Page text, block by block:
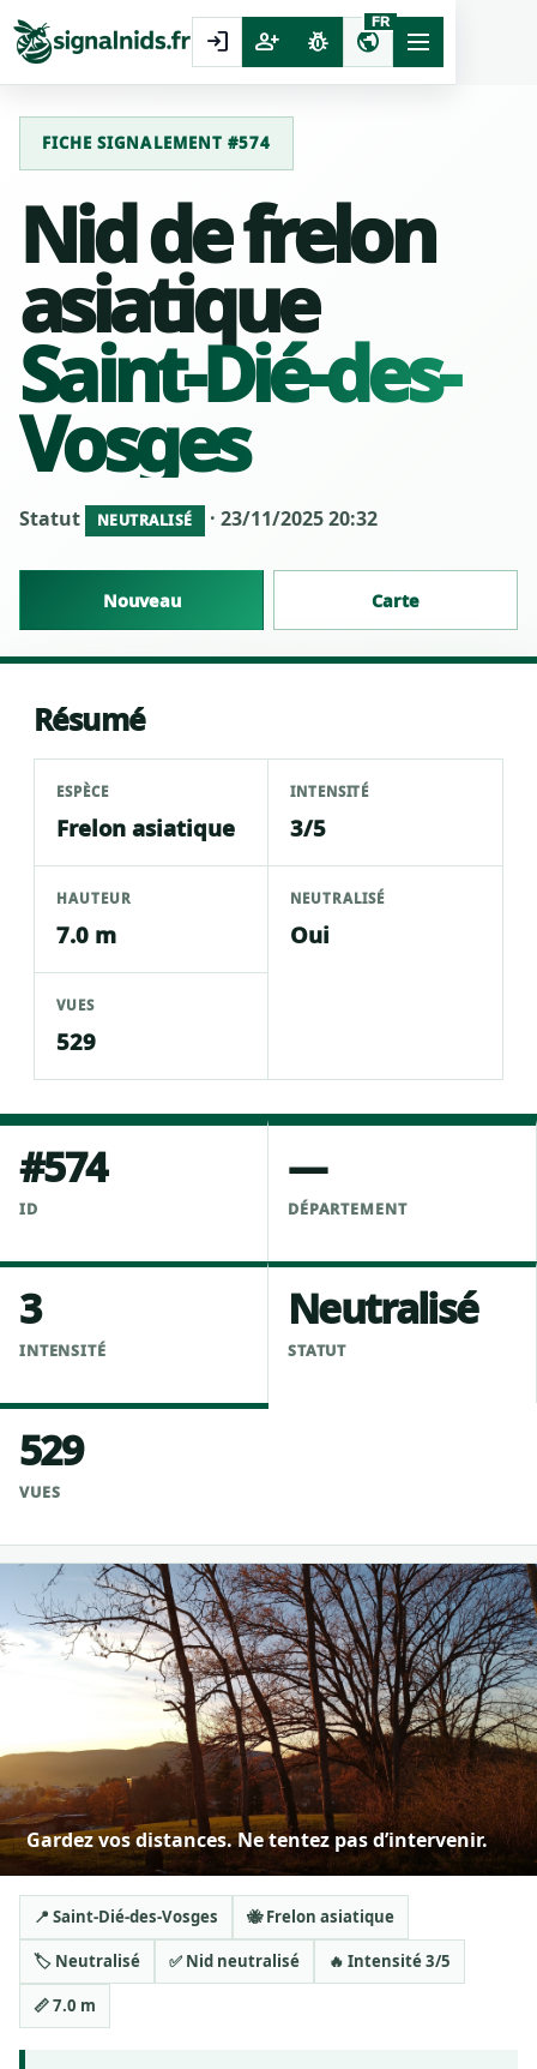
login person_add pest_control public
FR
FICHE SIGNALEMENT #574
Nid de frelon
asiatique
Saint-Dié-des-
Vosges
Statut NEUTRALISÉ · 23/11/2025 20:32
Nouveau Carte
Résumé
ESPÈCE
Frelon asiatique
INTENSITÉ
3/5
HAUTEUR
7.0 m
NEUTRALISÉ
Oui
VUES
529
#574
ID
—
DÉPARTEMENT
3
INTENSITÉ
Neutralisé
STATUT
529
VUES
Gardez vos distances. Ne tentez pas d’intervenir.
📍 Saint-Dié-des-Vosges 🐝 Frelon asiatique
🏷️ Neutralisé ✅ Nid neutralisé 🔥 Intensité 3/5
📏 7.0 m